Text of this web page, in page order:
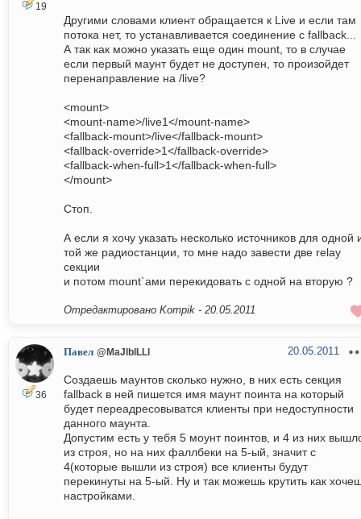
19
Другими словами клиент обращается к Live и если там
потока нет, то устанавливается соединение с fallback...
А так как можно указать еще один mount, то в случае
если первый маунт будет не доступен, то произойдет
перенаправление на /live?
<mount>
<mount-name>/live1</mount-name>
<fallback-mount>/live</fallback-mount>
<fallback-override>1</fallback-override>
<fallback-when-full>1</fallback-when-full>
</mount>
Стоп.
А если я хочу указать несколько источников для одной
той же радиостанции, то мне надо завести две relay
секции
и потом mount`ами перекидовать с одной на вторую ?
Отредактировано Kompik - 20.05.2011
36
Павел @MaJlblLLl 20.05.2011
Создаешь маунтов сколько нужно, в них есть секция
fallback в ней пишется имя маунт поинта на который
будет переадресовыватся клиенты при недоступности
данного маунта.
Допустим есть у тебя 5 моунт поинтов, и 4 из них
из строя, но на них фаллбеки на 5-ый, значит с
4(которые вышли из строя) все клиенты будут
перекинуты на 5-ый. Ну и так можешь крутить как
настройками.